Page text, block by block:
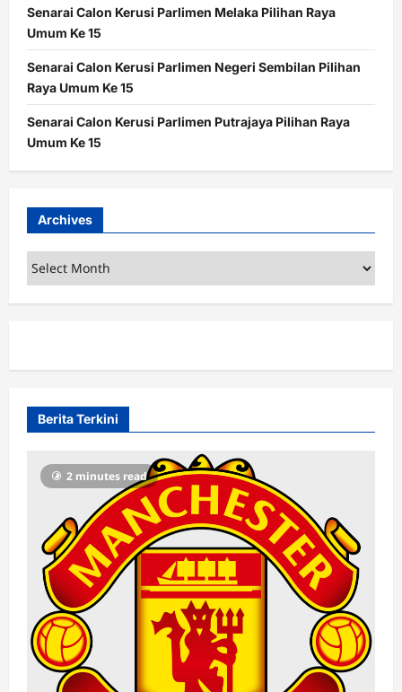
Senarai Calon Kerusi Parlimen Melaka Pilihan Raya
Umum Ke 15
Senarai Calon Kerusi Parlimen Negeri Sembilan Pilihan
Raya Umum Ke 15
Senarai Calon Kerusi Parlimen Putrajaya Pilihan Raya
Umum Ke 15
Archives
Archives
Berita Terkini
2 minutes read